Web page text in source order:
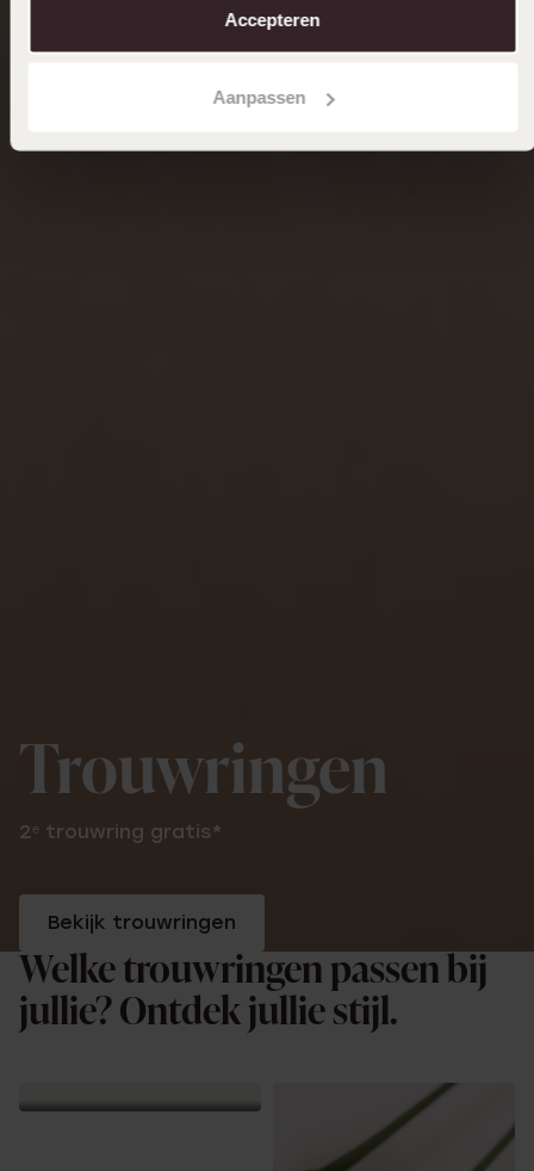
Accepteren
Aanpassen
Trouwringen
2ᵉ trouwring gratis*
Bekijk trouwringen
Welke trouwringen passen bij
jullie? Ontdek jullie stijl.